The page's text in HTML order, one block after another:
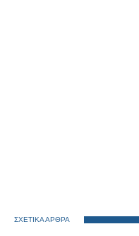
ΣΧΕΤΙΚΑ ΑΡΘΡΑ